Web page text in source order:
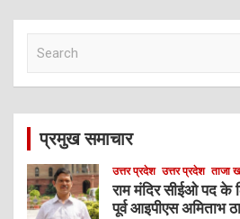
c
प्रमुख समाचार
उत्तर प्रदेश उत्तर प्रदेश ताजा
राम मंदिर सीईओ पद के
पूर्व आइपीएस अमिताभ